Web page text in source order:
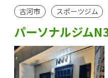
古河市 スポーツジム
パーソナルジム